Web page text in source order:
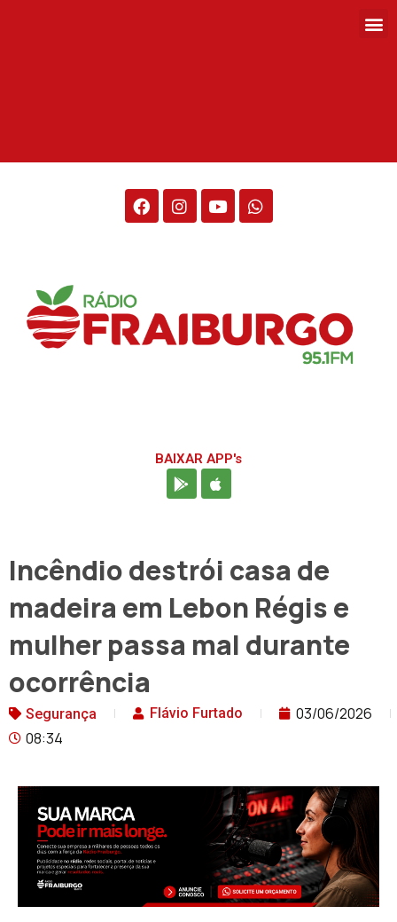
BAIXAR APP's
Incêndio destrói casa de
madeira em Lebon Régis e
mulher passa mal durante
ocorrência
Segurança Flávio Furtado
03/06/2026
08:34